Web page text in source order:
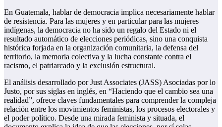
En Guatemala, hablar de democracia implica necesariamente hablar
de resistencia. Para las mujeres y en particular para las mujeres
indígenas, la democracia no ha sido un regalo del Estado ni el
resultado automático de elecciones periódicas, sino una conquista
histórica forjada en la organización comunitaria, la defensa del
territorio, la memoria colectiva y la lucha constante contra el
racismo, el patriarcado y la exclusión estructural.
El análisis desarrollado por Just Associates (JASS) Asociadas por lo
Justo, por sus siglas en inglés, en “Haciendo que el cambio sea una
realidad”, ofrece claves fundamentales para comprender la compleja
relación entre los movimientos feministas, los procesos electorales y
el poder político. Desde una mirada feminista y situada, el